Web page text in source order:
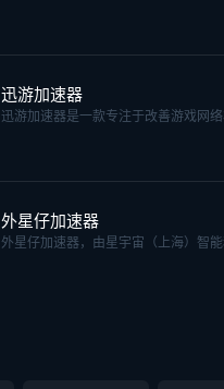
迅游加速器
迅游加速器是一款专注于改善游戏网
外星仔加速器
外星仔加速器，由星宇宙（上海）智